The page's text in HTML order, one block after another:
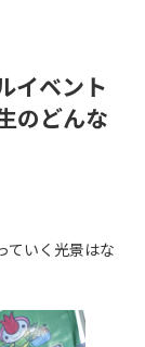
イベント
のどんな
ていく光景はな